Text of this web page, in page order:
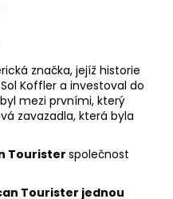
značka, jejíž historie
Koffler a investoval do
mezi prvními, který
zavazadla, která byla
Tourister společnost
Tourister jednou